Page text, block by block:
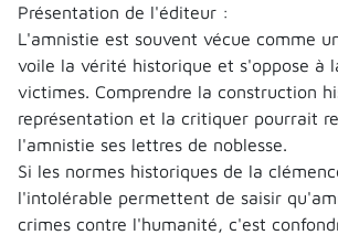
Présentation de l'éditeur :
L'amnistie est souvent vécue comme
voile la vérité historique et s'oppose à
victimes. Comprendre la construction
représentation et la critiquer pourrait
l'amnistie ses lettres de noblesse.
Si les normes historiques de la
l'intolérable permettent de saisir
crimes contre l'humanité, c'est